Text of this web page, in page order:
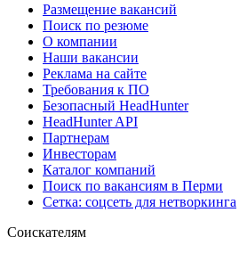
Размещение вакансий
Поиск по резюме
О компании
Наши вакансии
Реклама на сайте
Требования к ПО
Безопасный HeadHunter
HeadHunter API
Партнерам
Инвесторам
Каталог компаний
Поиск по вакансиям в Перми
Сетка: соцсеть для нетворкинга
Соискателям